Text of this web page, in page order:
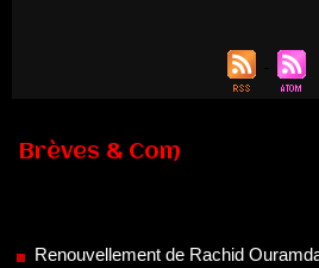
Brèves & Com
05/08/2026